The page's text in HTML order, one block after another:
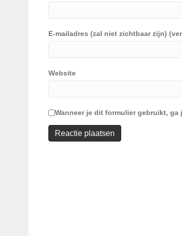
E-mailadres (zal niet zichtbaar zijn)
Website
Wanneer je dit formulier gebruikt,